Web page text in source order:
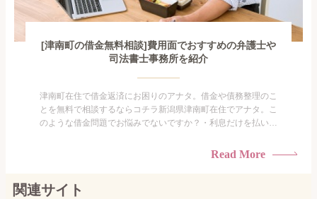
[津南町の借金無料相談]費用面でおすすめの弁護士や
司法書士事務所を紹介
津南町在住で借金返済にお困りのアナタ。借金や債務整理のこ
とを無料で相談するならコチラ新潟県津南町在住でアナタ。こ
のような借金問題でお悩みでないですか？・利息だけを払い続
られたくない・借金の催促、取り立てで憂鬱になる。・闇金に
がありま...
Read More
関連サイト